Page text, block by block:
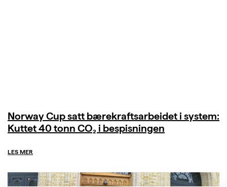
Norway Cup satt bærekraftsarbeidet i system:
Kuttet 40 tonn CO₂ i bespisningen
LES MER